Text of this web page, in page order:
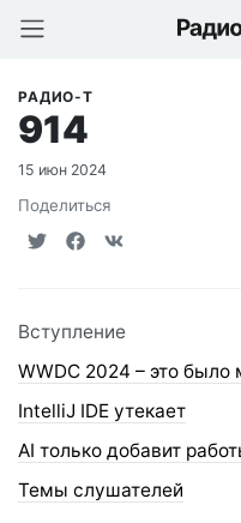
РАДИО-Т
914
15 июн 2024
Поделиться
Вступление
WWDC 2024 – это
IntelliJ IDE утекает
AI только добавит
Темы слушателей